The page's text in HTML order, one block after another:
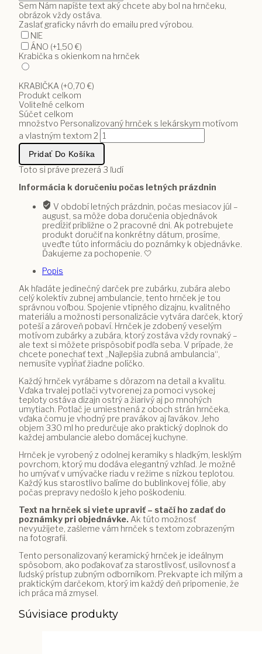
Sem Nám napíšte text aký chcete aby bol na hrnčeku,
obrázok vždy ostáva.
Zaslať graficky návrh do emailu pred výrobou.
NIE
ÁNO (+1,50 €)
Krabička s okienkom na hrnček
KRABIČKA (+0,70 €)
Produkt celkom
Voliteľné celkom
Súčet celkom
množstvo Personalizovaný hrnček s lekárskym motívom
a vlastným textom 2
Pridať Do Košíka
Toto si práve prezerá 3 ľudí
Informácia k doručeniu počas letných prázdnin
V období letných prázdnin, počas mesiacov júl –
august, sa môže doba doručenia objednávok
predĺžiť približne o 2 pracovné dni. Ak potrebujete
produkt doručiť na konkrétny dátum, prosíme,
uveďte túto informáciu do poznámky k objednávke.
Ďakujeme za pochopenie. 🤍
Popis
Ak hľadáte jedinečný darček pre zubárku, zubára alebo
celý kolektív zubnej ambulancie, tento hrnček je tou
správnou voľbou. Spojenie vtipného dizajnu, kvalitného
materiálu a možnosti personalizácie vytvára darček, ktorý
poteší a zároveň pobaví. Hrnček je zdobený veselým
motívom zubárky a zubára, ktorý zostáva vždy rovnaký –
ale text si môžete prispôsobiť podľa seba. V prípade, že
chcete ponechať text „Najlepšia zubná ambulancia“,
nemusíte vypĺňať žiadne políčko.
Každý hrnček vyrábame s dôrazom na detail a kvalitu.
Vďaka trvalej potlači vytvorenej za pomoci vysokej
teploty ostáva dizajn ostrý a žiarivý aj po mnohých
umytiach. Potlač je umiestnená z oboch strán hrnčeka,
vďaka čomu je vhodný pre pravákov aj ľavákov. Jeho
objem 330 ml ho predurčuje ako praktický doplnok do
každej ambulancie alebo domácej kuchyne.
Hrnček je vyrobený z odolnej keramiky s hladkým, lesklým
povrchom, ktorý mu dodáva elegantný vzhľad. Je možné
ho umývať v umývačke riadu v režime s nízkou teplotou.
Každý kus starostlivo balíme do bublinkovej fólie, aby
počas prepravy nedošlo k jeho poškodeniu.
Text na hrnček si viete upraviť – stačí ho zadať do
poznámky pri objednávke. Ak túto možnosť
nevyužijete, zašleme vám hrnček s textom zobrazeným
na fotografii.
Tento personalizovaný keramický hrnček je ideálnym
spôsobom, ako poďakovať za starostlivosť, usilovnosť a
ľudský prístup zubným odborníkom. Prekvapte ich milým a
praktickým darčekom, ktorý im každý deň pripomenie, že
ich práca má zmysel.
Súvisiace produkty